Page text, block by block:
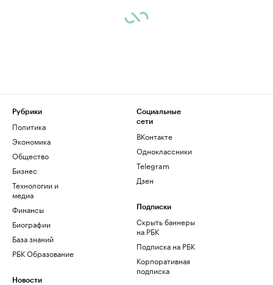
Рубрики
Политика
Экономика
Общество
Бизнес
Технологии и
медиа
Финансы
Биографии
База знаний
РБК Образование
Новости
Социальные
сети
ВКонтакте
Одноклассники
Telegram
Дзен
Подписки
Скрыть баннеры
на РБК
Подписка на РБК
Корпоративная
подписка